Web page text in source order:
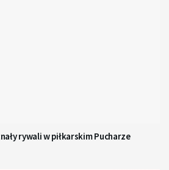
rywali w piłkarskim Pucharze